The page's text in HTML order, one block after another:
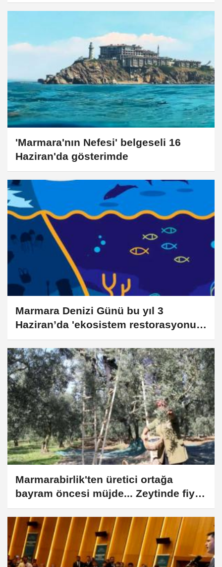
'Marmara'nın Nefesi' belgeseli 16
Haziran'da gösterimde
Marmara Denizi Günü bu yıl 3
Haziran’da 'ekosistem restorasyonu'
temasıyla kutlanacak
Marmarabirlik'ten üretici ortağa
bayram öncesi müjde... Zeytinde fiyat
farkları 30 Mayıs’ta ödenecek